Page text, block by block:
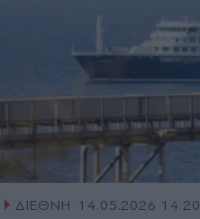
ΔΙΕΘΝΗ
14.05.2026 14:20